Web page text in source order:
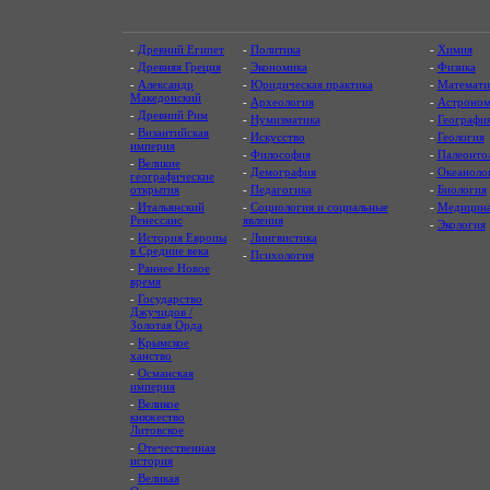
- Древний Египет
- Древняя Греция
- Александр
Македонский
- Древний Рим
- Византийская
империя
- Великие
географические
открытия
- Итальянский
Ренессанс
- История Европы
в Средние века
- Раннее Новое
время
- Государство
Джучидов /
Золотая Орда
- Крымское
ханство
- Османская
империя
- Великое
княжество
Литовское
- Отечественная
история
- Великая
- Политика
- Экономика
- Юридическая практика
- Археология
- Нумизматика
- Искусство
- Философия
- Демография
- Педагогика
- Социология и социальные
явления
- Лингвистика
- Психология
- Химия
- Физика
-
-
-
- Геология
-
-
- Биология
- Медицина
- Экология